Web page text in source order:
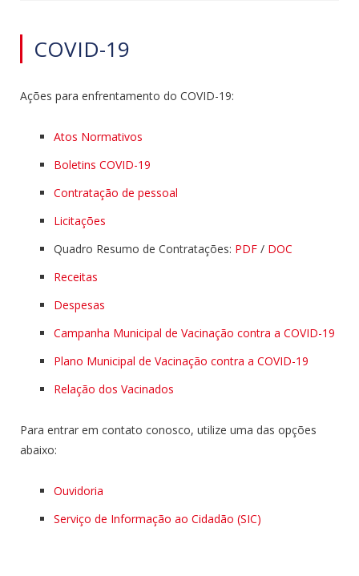
COVID-19
Ações para enfrentamento do COVID-19:
Atos Normativos
Boletins COVID-19
Contratação de pessoal
Licitações
Quadro Resumo de Contratações: PDF / DOC
Receitas
Despesas
Campanha Municipal de Vacinação contra a COVID-19
Plano Municipal de Vacinação contra a COVID-19
Relação dos Vacinados
Para entrar em contato conosco, utilize uma das opções
abaixo:
Ouvidoria
Serviço de Informação ao Cidadão (SIC)